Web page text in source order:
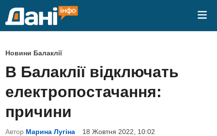
P
o
s
t
e
d
i
Новини Балаклії
В Балаклії відключать
електропостачання:
причини
Автор Марина Лугіна 18 Жовтня 2022, 10:02